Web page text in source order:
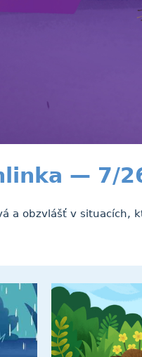
— 7/
a obzvlášť v situacích,